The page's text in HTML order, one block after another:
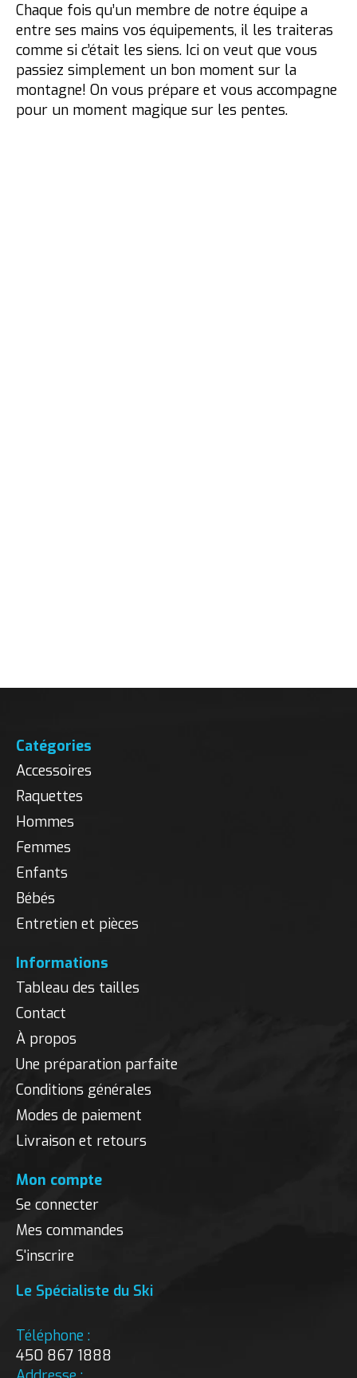
Chaque fois qu’un membre de notre équipe a
entre ses mains vos équipements, il les traiteras
comme si c’était les siens. Ici on veut que vous
passiez simplement un bon moment sur la
montagne! On vous prépare et vous accompagne
pour un moment magique sur les pentes.
Catégories
Accessoires
Raquettes
Hommes
Femmes
Enfants
Bébés
Entretien et pièces
Informations
Tableau des tailles
Contact
À propos
Une préparation parfaite
Conditions générales
Modes de paiement
Livraison et retours
Mon compte
Se connecter
Mes commandes
S'inscrire
Le Spécialiste du Ski
Téléphone :
450 867 1888